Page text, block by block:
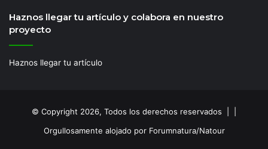
Haznos llegar tu artículo y colabora en nuestro
proyecto
Haznos llegar tu artículo
© Copyright 2026, Todos los derechos reservados | |
Orgullosamente alojado por Forumnatura/Natour